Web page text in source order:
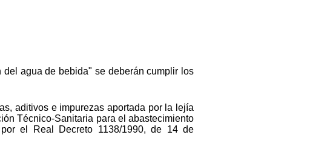
agua de bebida" se deberán cumplir los
aditivos e impurezas aportada por la lejía
Técnico-Sanitaria para el abastecimiento
el Real Decreto 1138/1990, de 14 de